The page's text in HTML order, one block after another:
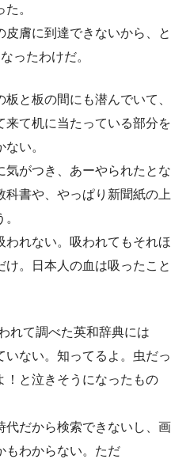
。
膚に到達できないから、と
ったわけだ。
と板の間にも潜んでいて、
て机に当たっている部分を
い。
気がつき、あーやられたとな
科書や、やっぱり新聞紙の上
れない。吸われてもそれほ
。日本人の血は吸ったこと
れて調べた英和辞典には
いない。知ってるよ。虫だっ
！と泣きそうになったもの
代だから検索できないし、画
もわからない。ただ